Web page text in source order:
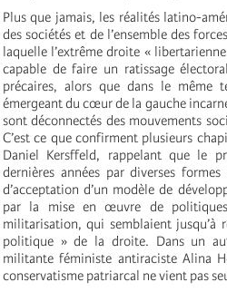
Plus que jamais, les réalités latino-
des sociétés et de l’ensemble des
laquelle l’extrême droite «
capable de faire un ratissage
précaires, alors que dans le même
émergeant du cœur de la gauche
sont déconnectés des mouvements
C’est ce que confirment plusieurs
Daniel Kersffeld, rappelant que le
dernières années par diverses
d’acceptation d’un modèle de
par la mise en œuvre de
militarisation, qui semblaient jusqu’à
politique » de la droite. Dans un
militante féministe antiraciste Alina
conservatisme patriarcal ne vient pas